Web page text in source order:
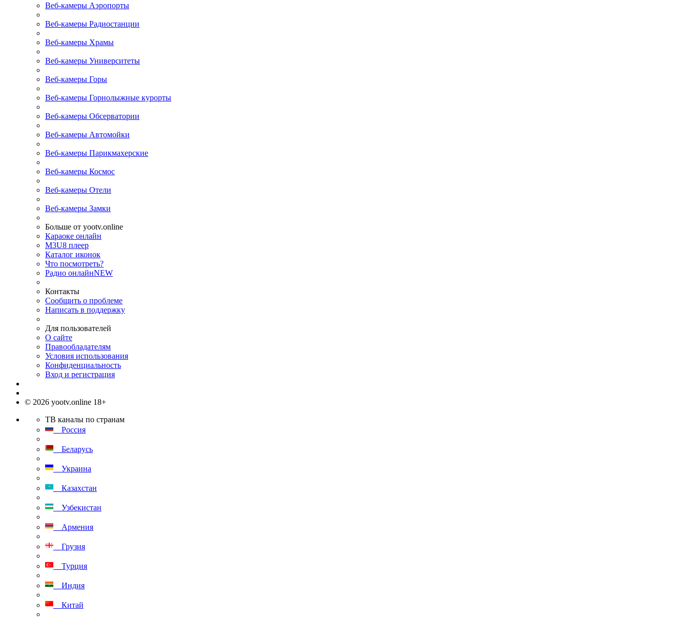
Веб-камеры Аэропорты
Веб-камеры Радиостанции
Веб-камеры Храмы
Веб-камеры Университеты
Веб-камеры Горы
Веб-камеры Горнолыжные курорты
Веб-камеры Обсерватории
Веб-камеры Автомойки
Веб-камеры Парикмахерские
Веб-камеры Космос
Веб-камеры Отели
Веб-камеры Замки
Больше от yootv.online
Караоке онлайн
M3U8 плеер
Каталог иконок
Что посмотреть?
Радио онлайнNEW
Контакты
Сообщить о проблеме
Написать в поддержку
Для пользователей
О сайте
Правообладателям
Условия использования
Конфиденциальность
Вход и регистрация
© 2026 yootv.online 18+
ТВ каналы по странам
Россия
Беларусь
Украина
Казахстан
Узбекистан
Армения
Грузия
Турция
Индия
Китай